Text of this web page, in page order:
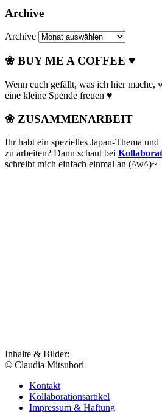
Archive
Archive
❀ BUY ME A COFFEE ♥
Wenn euch gefällt, was ich hier mache,
eine kleine Spende freuen ♥
❀ ZUSAMMENARBEIT
Ihr habt ein spezielles Japan-Thema
zu arbeiten? Dann schaut bei
schreibt mich einfach einmal an (^w^)~
Inhalte & Bilder:
© Claudia Mitsubori
Kontakt
Kollaborationsartikel
Impressum & Haftung